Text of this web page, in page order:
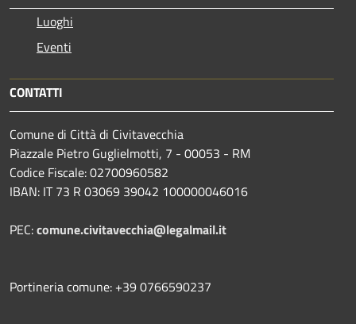
Luoghi
Eventi
CONTATTI
Comune di Città di Civitavecchia
Piazzale Pietro Guglielmotti, 7 - 00053 - RM
Codice Fiscale: 02700960582
IBAN: IT 73 R 03069 39042 100000046016
PEC:comune.civitavecchia@legalmail.it
Portineria comune: +39 0766590237